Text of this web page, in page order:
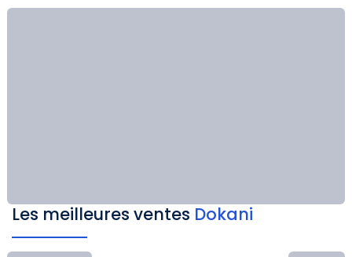
Les meilleures ventes Dokani